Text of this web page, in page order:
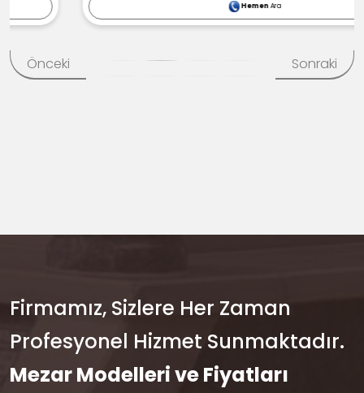
Önceki Sonraki
Firmamız, Sizlere Her Zaman
Profesyonel Hizmet Sunmaktadır.
Mezar Modelleri ve Fiyatları